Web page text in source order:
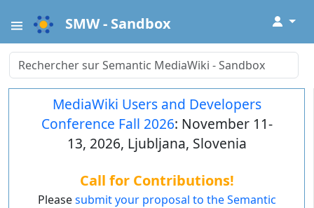
SMW - Sandbox ↓
MediaWiki Users and Developers
Conference Fall 2026: November 11-
13, 2026, Ljubljana, Slovenia
Call for Contributions!
Pleasesubmit your proposal to the Semantic